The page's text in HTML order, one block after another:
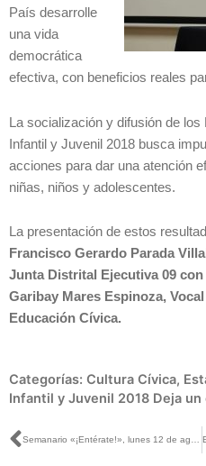
País desarrolle
una vida
democrática
efectiva, con beneficios reales
La socialización y difusión de
Infantil y Juvenil 2018 busca
acciones para dar una atención
niñas, niños y adolescentes.
La presentación de estos
Francisco Gerardo Parada
Junta Distrital Ejecutiva 09
Garibay Mares Espinoza,
Educación Cívica.
Categorías: Cultura Cívica,
Infantil y Juvenil 2018 Deja
Ant